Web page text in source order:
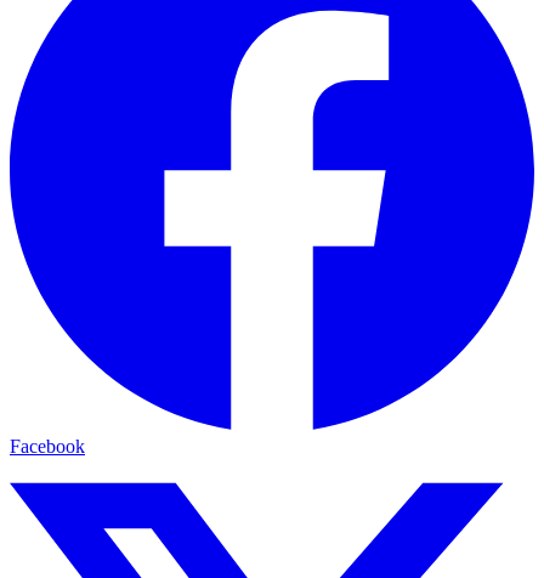
Facebook